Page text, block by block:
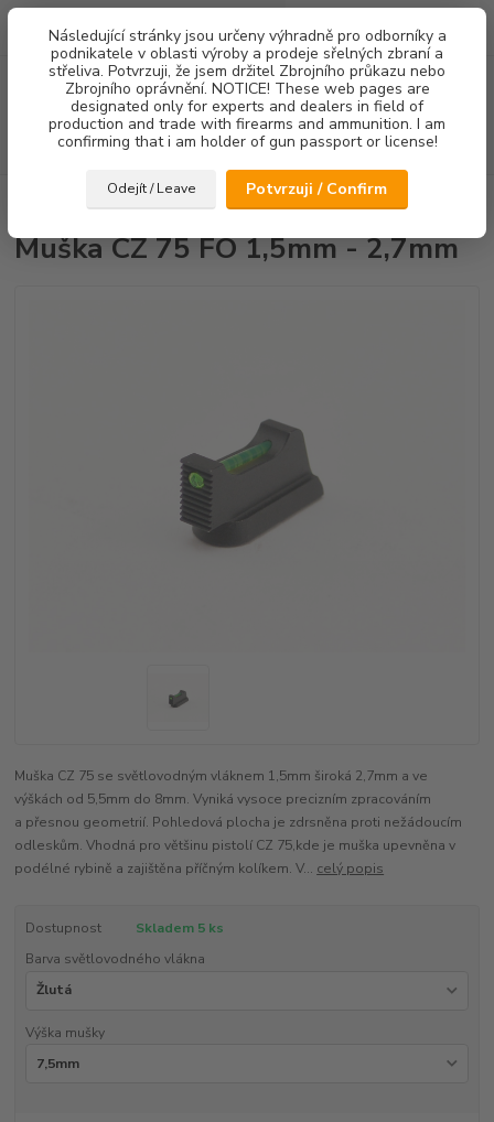
Následující stránky jsou určeny výhradně pro odborníky a
podnikatele v oblasti výroby a prodeje sřelných zbraní a
střeliva. Potvrzuji, že jsem držitel Zbrojního průkazu nebo
Zbrojního oprávnění. NOTICE! These web pages are
designated only for experts and dealers in field of
production and trade with firearms and ammunition. I am
confirming that i am holder of gun passport or license!
Odejít / Leave Potvrzuji / Confirm
Menu
Hledat
za0,00 Kč
Muška CZ 75 FO 1,5mm - 2,7mm
Muška CZ 75 FO 1,5mm - 2,7mm
Muška CZ 75 se světlovodným vláknem 1,5mm široká 2,7mm a ve
výškách od 5,5mm do 8mm. Vyniká vysoce precizním zpracováním
a přesnou geometrií. Pohledová plocha je zdrsněna proti nežádoucím
odleskům. Vhodná pro většinu pistolí CZ 75,kde je muška upevněna v
podélné rybině a zajištěna příčným kolíkem. V... celý popis
Dostupnost
Skladem 5 ks
Barva světlovodného vlákna
Výška mušky